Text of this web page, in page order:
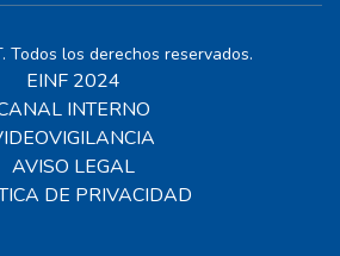
Todos los derechos reservados.
EINF 2024
INTERNO
AVISO LEGAL
DE PRIVACIDAD